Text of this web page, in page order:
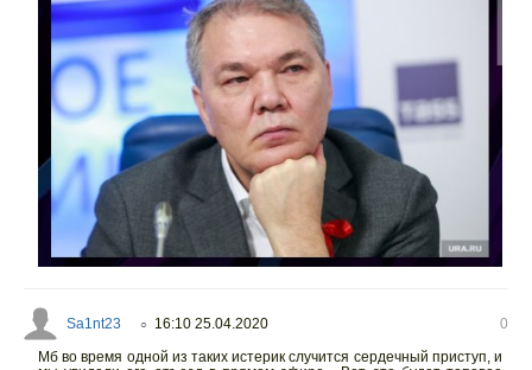
Sa1nt23 ○ 16:10 25.04.2020
0
Мб во время одной из таких истерик случится сердечный приступ, и